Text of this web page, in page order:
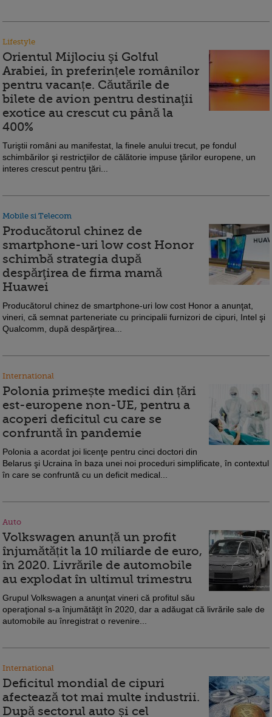
Lifestyle
Orientul Mijlociu şi Golful
Arabiei, în preferințele românilor
pentru vacanțe. Căutările de
bilete de avion pentru destinaţii
exotice au crescut cu până la
400%
Turiştii români au manifestat, la finele anului trecut, pe fondul
schimbărilor şi restricţiilor de călătorie impuse ţărilor europene, un
interes crescut pentru ţări...
Mobile si Telecom
Producătorul chinez de
smartphone-uri low cost Honor
schimbă strategia după
despărţirea de firma mamă
Huawei
Producătorul chinez de smartphone-uri low cost Honor a anunţat,
vineri, că semnat parteneriate cu principalii furnizori de cipuri, Intel şi
Qualcomm, după despărţirea...
International
Polonia primește medici din țări
est-europene non-UE, pentru a
acoperi deficitul cu care se
confruntă în pandemie
Polonia a acordat joi licenţe pentru cinci doctori din
Belarus şi Ucraina în baza unei noi proceduri simplificate, în contextul
în care se confruntă cu un deficit medical...
Auto
Volkswagen anunță un profit
înjumătățit la 10 miliarde de euro,
în 2020. Livrările de automobile
au explodat în ultimul trimestru
Grupul Volkswagen a anunţat vineri că profitul său
operaţional s-a înjumătăţit în 2020, dar a adăugat că livrările sale de
automobile au înregistrat o revenire...
International
Deficitul mondial de cipuri
afectează tot mai multe industrii.
După sectorul auto și cel